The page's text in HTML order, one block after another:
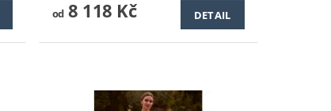
od8 118 Kč DETAIL